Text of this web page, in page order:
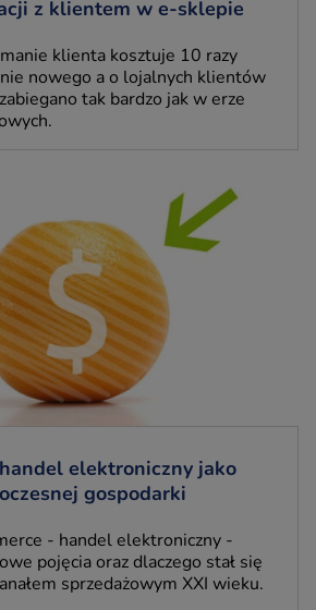
z klientem w e-sklepie
klienta kosztuje 10 razy
nowego a o lojalnych klientów
tak bardzo jak w erze
elektroniczny jako
gospodarki
- handel elektroniczny -
pojęcia oraz dlaczego stał się
sprzedażowym XXI wieku.